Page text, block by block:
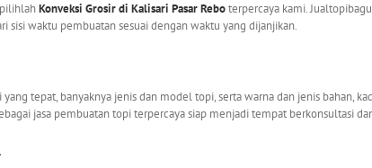
Konveksi Grosir di Kalisari Pasar Reboterpercaya kami.
waktu pembuatan sesuai dengan waktu yang dijanjikan.
tepat, banyaknya jenis dan model topi, serta warna dan jenis bahan,
jasa pembuatan topi terpercaya siap menjadi tempat berkonsultasi